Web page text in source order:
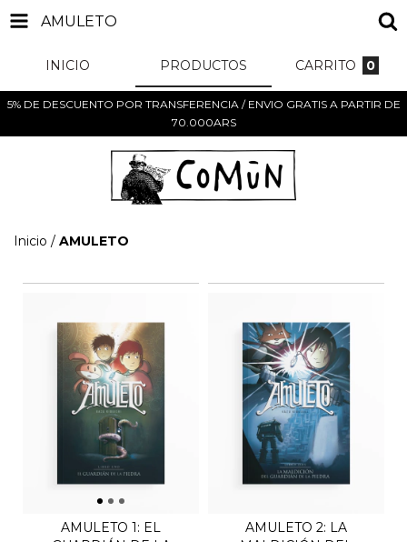
AMULETO
INICIO PRODUCTOS CARRITO 0
5% DE DESCUENTO POR TRANSFERENCIA / ENVIO GRATIS A PARTIR DE
70.000ARS
Inicio / AMULETO
AMULETO 1: EL
AMULETO 2: LA